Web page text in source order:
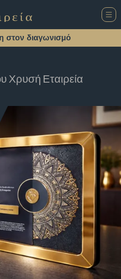
στον διαγωνισμό
Χρυσή Εταιρεία